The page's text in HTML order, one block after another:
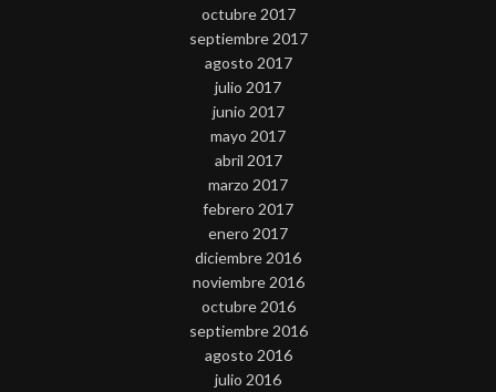
octubre 2017
septiembre 2017
agosto 2017
julio 2017
junio 2017
mayo 2017
abril 2017
marzo 2017
febrero 2017
enero 2017
diciembre 2016
noviembre 2016
octubre 2016
septiembre 2016
agosto 2016
julio 2016